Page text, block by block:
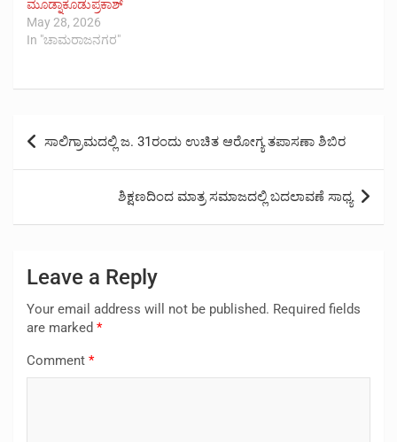
ಮೂಡ್ನಾಕೂಡುಪ್ರಕಾಶ್
May 28, 2026
In "ಚಾಮರಾಜನಗರ"
Post
navigation
ಸಾಲಿಗ್ರಾಮದಲ್ಲಿ ಜ. 31ರಂದು ಉಚಿತ ಆರೋಗ್ಯ ತಪಾಸಣಾ ಶಿಬಿರ
ಶಿಕ್ಷಣದಿಂದ ಮಾತ್ರ ಸಮಾಜದಲ್ಲಿ ಬದಲಾವಣೆ ಸಾಧ್ಯ
Leave a Reply
Your email address will not be published. Required fields
are marked *
Comment *